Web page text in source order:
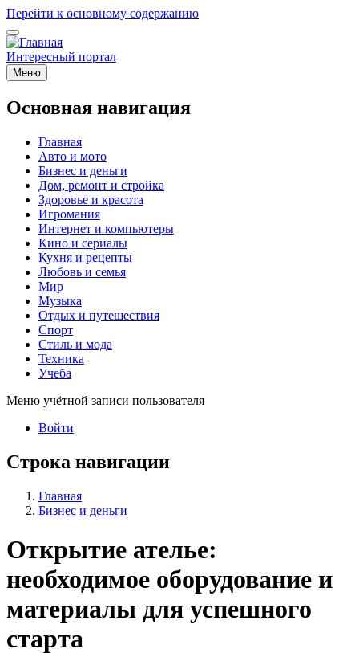
Перейти к основному содержанию
Интересный портал
Меню
Основная навигация
Главная
Авто и мото
Бизнес и деньги
Дом, ремонт и стройка
Здоровье и красота
Игромания
Интернет и компьютеры
Кино и сериалы
Кухня и рецепты
Любовь и семья
Мир
Музыка
Отдых и путешествия
Спорт
Стиль и мода
Техника
Учеба
Меню учётной записи пользователя
Войти
Строка навигации
Главная
Бизнес и деньги
Открытие ателье:
необходимое оборудование и
материалы для успешного
старта